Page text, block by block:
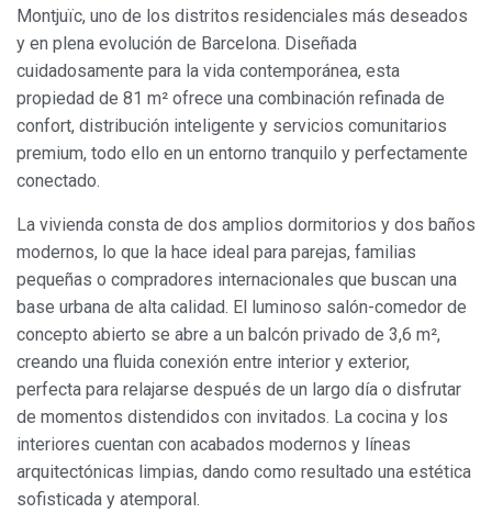
Montjuïc, uno de los distritos residenciales más deseados
y en plena evolución de Barcelona. Diseñada
cuidadosamente para la vida contemporánea, esta
propiedad de 81 m² ofrece una combinación refinada de
confort, distribución inteligente y servicios comunitarios
premium, todo ello en un entorno tranquilo y perfectamente
conectado.
La vivienda consta de dos amplios dormitorios y dos baños
modernos, lo que la hace ideal para parejas, familias
pequeñas o compradores internacionales que buscan una
base urbana de alta calidad. El luminoso salón-comedor de
concepto abierto se abre a un balcón privado de 3,6 m²,
creando una fluida conexión entre interior y exterior,
perfecta para relajarse después de un largo día o disfrutar
de momentos distendidos con invitados. La cocina y los
interiores cuentan con acabados modernos y líneas
arquitectónicas limpias, dando como resultado una estética
sofisticada y atemporal.